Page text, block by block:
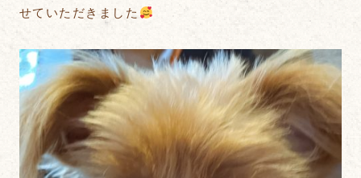
せていただきました